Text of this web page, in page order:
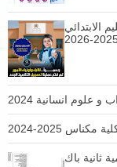
الابتدائي
2025-
علوم انسانية 2024
2025-2024